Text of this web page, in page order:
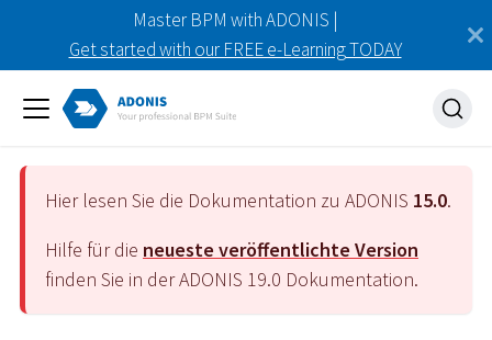
Master BPM with ADONIS |
Get started with our FREE e-Learning TODAY
Hier lesen Sie die Dokumentation zu ADONIS 15.0.
Hilfe für die neueste veröffentlichte Version
finden Sie in der ADONIS 19.0 Dokumentation.